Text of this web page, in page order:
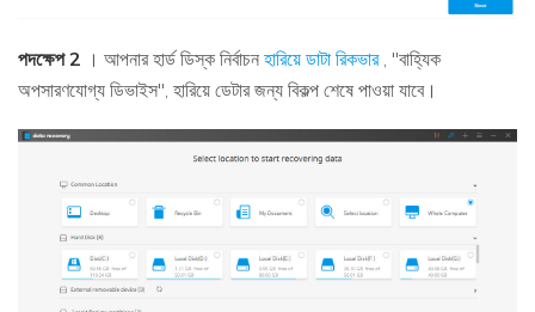
পদক্ষেপ 2 । আপনার হার্ড ডিস্ক নির্বাচন হারিয়ে ডাটা রিকভার, "বাহ্যিক
অপসারণযোগ্য ডিভাইস", হারিয়ে ডেটার জন্য বিকল্প শেষে পাওয়া যাবে।